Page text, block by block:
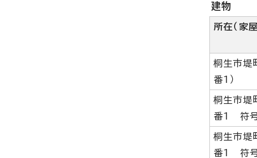
建物
所在（家
桐生市
番1）
桐生市
番1 符号
桐生市
番1 符号